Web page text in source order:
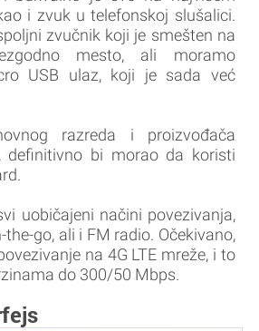
i zvuk u telefonskoj slušalici.
zvučnik koji je smešten na
mesto, ali moramo
USB ulaz, koji je sada već
razreda i proizvođača
definitivno bi morao da koristi
uobičajeni načini povezivanja,
go, ali i FM radio. Očekivano,
na 4G LTE mreže, i to
do 300/50 Mbps.